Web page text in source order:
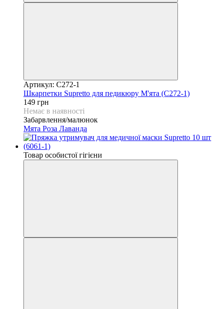
Артикул: C272-1
Шкарпетки Supretto для педикюру М'ята (C272-1)
149 грн
Немає в наявності
Забарвлення/малюнок
Мята Роза Лаванда
Товар особистої гігієни